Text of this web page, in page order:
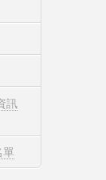
訊
單